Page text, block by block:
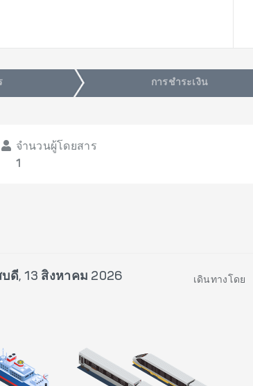
การชำระเงิน
จำนวนผู้โดยสาร
1
ดี, 13 สิงหาคม 2026 เดินทางโดย